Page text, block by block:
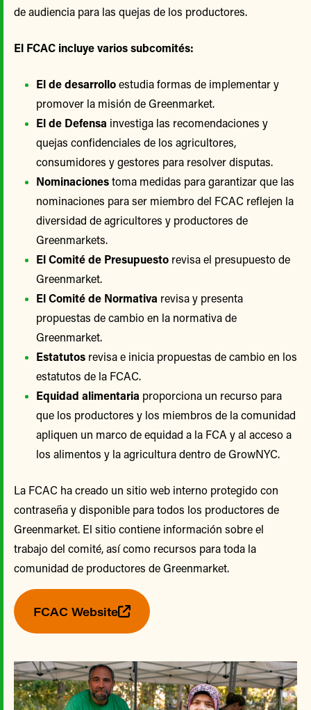
de audiencia para las quejas de los productores.
El FCAC incluye varios subcomités:
El de desarrolloestudia formas de implementar y
promover la misión de Greenmarket.
El de Defensa investiga las recomendaciones y
quejas confidenciales de los agricultores,
consumidores y gestores para resolver disputas.
Nominacionestoma medidas para garantizar que las
nominaciones para ser miembro del FCAC reflejen la
diversidad de agricultores y productores de
Greenmarkets.
El Comité de Presupuesto revisa el presupuesto de
Greenmarket.
El Comité de Normativa revisa y presenta
propuestas de cambio en la normativa de
Greenmarket.
Estatutos revisa e inicia propuestas de cambio en los
estatutos de la FCAC.
Equidad alimentaria proporciona un recurso para
que los productores y los miembros de la comunidad
apliquen un marco de equidad a la FCA y al acceso a
los alimentos y la agricultura dentro de GrowNYC.
La FCAC ha creado un sitio web interno protegido con
contraseña y disponible para todos los productores de
Greenmarket. El sitio contiene información sobre el
trabajo del comité, así como recursos para toda la
comunidad de productores de Greenmarket.
FCAC Website